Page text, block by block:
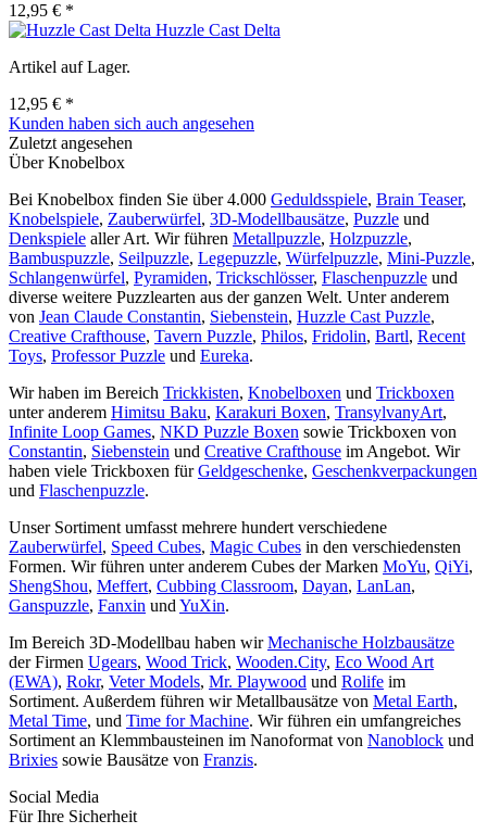
12,95 € *
Huzzle Cast Delta
Artikel auf Lager.
12,95 € *
Kunden haben sich auch angesehen
Zuletzt angesehen
Über Knobelbox
Bei Knobelbox finden Sie über 4.000 Geduldsspiele, Brain Teaser,
Knobelspiele, Zauberwürfel, 3D-Modellbausätze, Puzzle und
Denkspiele aller Art. Wir führen Metallpuzzle, Holzpuzzle,
Bambuspuzzle, Seilpuzzle, Legepuzzle, Würfelpuzzle, Mini-Puzzle,
Schlangenwürfel, Pyramiden, Trickschlösser, Flaschenpuzzle und
diverse weitere Puzzlearten aus der ganzen Welt. Unter anderem
von Jean Claude Constantin, Siebenstein, Huzzle Cast Puzzle,
Creative Crafthouse, Tavern Puzzle, Philos, Fridolin, Bartl, Recent
Toys, Professor Puzzle und Eureka.
Wir haben im Bereich Trickkisten, Knobelboxen und Trickboxen
unter anderem Himitsu Baku, Karakuri Boxen, TransylvanyArt,
Infinite Loop Games, NKD Puzzle Boxen sowie Trickboxen von
Constantin, Siebenstein und Creative Crafthouse im Angebot. Wir
haben viele Trickboxen fürGeldgeschenke, Geschenkverpackungen
und Flaschenpuzzle.
Unser Sortiment umfasst mehrere hundert verschiedene
Zauberwürfel, Speed Cubes, Magic Cubes in den verschiedensten
Formen. Wir führen unter anderem Cubes der Marken MoYu, QiYi,
ShengShou, Meffert, Cubbing Classroom, Dayan, LanLan,
Ganspuzzle, Fanxin und YuXin.
Im Bereich 3D-Modellbau haben wirMechanische Holzbausätze
der Firmen Ugears, Wood Trick, Wooden.City, Eco Wood Art
(EWA), Rokr, Veter Models, Mr. Playwood und Rolife im
Sortiment. Außerdem führen wir Metallbausätze von Metal Earth,
Metal Time, und Time for Machine. Wir führen ein umfangreiches
Sortiment an Klemmbausteinen im Nanoformat von Nanoblock und
Brixies sowie Bausätze von Franzis.
Social Media
Für Ihre Sicherheit